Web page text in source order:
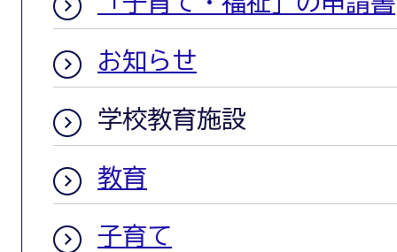
お知らせ
学校教育施設
教育
子育て